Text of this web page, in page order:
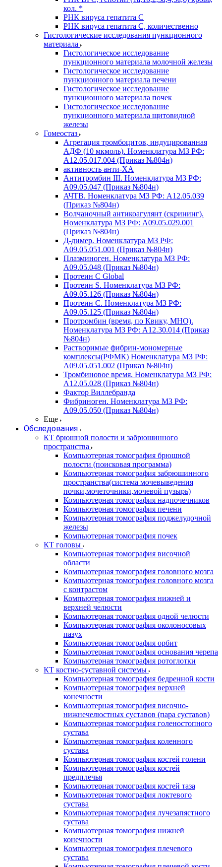
кол. *
РНК вируса гепатита C
РНК вируса гепатита C, количественно
Гистологические исследования пункционного
материала
Гистологическое исследование
пункционного материала молочной железы
Гистологическое исследование
пункционного материала печени
Гистологическое исследование
пункционного материала почек
Гистологическое исследование
пункционного материала щитовидной
железы
Гомеостаз
Агрегация тромбоцитов, индуцированная
АДФ (10 мкмоль). Номенклатура МЗ РФ:
A12.05.017.004 (Приказ №804н)
активность анти-ХА
Антитромбин III. Номенклатура МЗ РФ:
A09.05.047 (Приказ №804н)
АЧТВ. Номенклатура МЗ РФ: A12.05.039
(Приказ №804н)
Волчаночный антикоагулянт (скрининг).
Номенклатура МЗ РФ: A09.05.029.001
(Приказ №804н)
Д-димер. Номенклатура МЗ РФ:
A09.05.051.001 (Приказ №804н)
Плазминоген. Номенклатура МЗ РФ:
A09.05.048 (Приказ №804н)
Протеин C Global
Протеин S. Номенклатура МЗ РФ:
A09.05.126 (Приказ №804н)
Протеин С. Номенклатура МЗ РФ:
A09.05.125 (Приказ №804н)
Протромбин (время, по Квику, МНО).
Номенклатура МЗ РФ: A12.30.014 (Приказ
№804н)
Растворимые фибрин-мономерные
комплексы(РФМК) Номенклатура МЗ РФ:
A09.05.051.002 (Приказ №804н)
Тромбиновое время. Номенклатура МЗ РФ:
A12.05.028 (Приказ №804н)
Фактор Виллебранда
Фибриноген. Номенклатура МЗ РФ:
A09.05.050 (Приказ №804н)
Еще
Обследования
КТ брюшной полости и забрюшинного
пространства
Компьютерная томография брюшной
полости (поисковая программа)
Компьютерная томография забрюшинного
пространства(система мочевыведения
почки,мочеточники,мочевой пузырь)
Компьютерная томография надпочечников
Компьютерная томография печени
Компьютерная томография поджелудочной
железы
Компьютерная томография почек
КТ головы
Компьютерная томография височной
области
Компьютерная томография головного мозга
Компьютерная томография головного мозга
с контрастом
Компьютерная томография нижней и
верхней челюсти
Компьютерная томография одной челюсти
Компьютерная томография околоносовых
пазух
Компьютерная томография орбит
Компьютерная томография основания черепа
Компьютерная томография ротоглотки
КТ костно-суставной системы
Компьютерная томография бедренной кости
Компьютерная томография верхней
конечности
Компьютерная томография височно-
нижнечелюстных суставов (пара суставов)
Компьютерная томография голеностопного
сустава
Компьютерная томография коленного
сустава
Компьютерная томография костей голени
Компьютерная томография костей
предплечья
Компьютерная томография костей таза
Компьютерная томография локтевого
сустава
Компьютерная томография лучезапястного
сустава
Компьютерная томография нижней
конечности
Компьютерная томография плечевого
сустава